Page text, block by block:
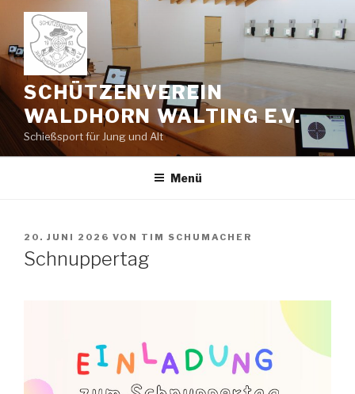
springen
SCHÜTZENVEREIN
WALDHORN WALTING E.V.
Schießsport für Jung und Alt
Menü
VERÖFFENTLICHT
AM
20. JUNI 2026 VON TIM SCHUMACHER
Schnuppertag